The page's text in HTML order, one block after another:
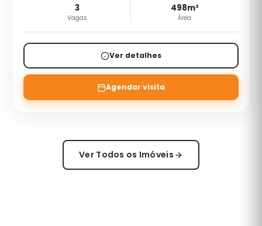
3
Vagas
498m²
Área
Ver detalhes
Agendar visita
Ver Todos os Imóveis